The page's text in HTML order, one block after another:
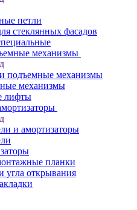
петли
стеклянных фасадов
механизмы
подъемные механизмы
механизмы
лифты
и амортизаторы
планки
угла открывания